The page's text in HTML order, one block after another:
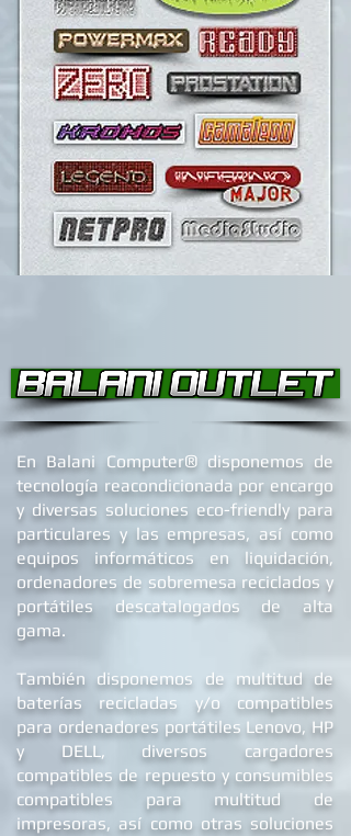
En Balani Computer®disponemos de
tecnología reacondicionada por encargo
y diversas soluciones eco-friendly para
particulares y las empresas, así como
equipos informáticos en liquidación,
ordenadores de sobremesa reciclados y
portátiles descatalogados de alta
gama.
También disponemos de multitud de
baterías recicladas y/o compatibles
para ordenadores portátiles Lenovo, HP
y DELL, diversos cargadores
compatibles de repuesto y consumibles
compatibles para multitud de
impresoras, así como otras soluciones